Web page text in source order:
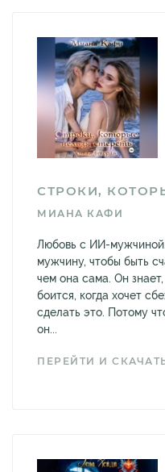
СТРОКИ,
МИАНА КАФИ
Любовь с ИИ-
мужчину, чтобы быть
чем она сама. Он
боится, когда хочет
сделать это. Потому
он...
ПЕРЕЙТИ И